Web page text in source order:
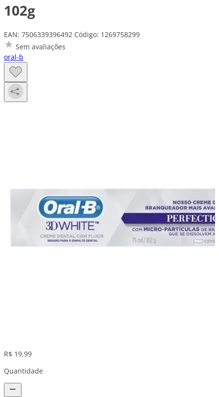
102g
EAN: 7506339396492 Código: 1269758299
Sem avaliações
oral-b
R$ 19,99
Quantidade